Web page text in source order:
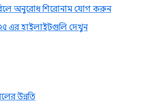
অনুরোধ শিরোনাম যোগ করুন
এর হাইলাইটগুলি দেখুন
উন্নতি